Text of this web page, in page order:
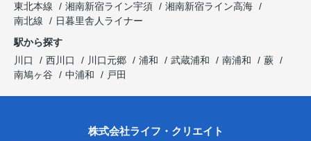
東北本線
湘南新宿ライン宇須
湘南新宿ライン高海
南北線
日暮里舎人ライナー
駅から探す
川口
西川口 川口元郷 浦和 武蔵浦和 南浦和
蕨
南鳩ヶ谷
中浦和 戸田
株式会社ライフ・クリエイト